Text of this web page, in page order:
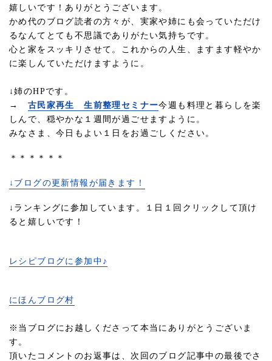
嬉しいです！ありがとうございます。
かめ代のブログ読者の方々が、実家や姉にも会っていただけ
るなんてとても不思議でありがたい気持ちです。
心と家をスッキリさせて。これからの人生、ますます軽やか
に楽しんていただけますように。
↓姉のHPです。
→ 古民家再生 生前整理セミナー今週も料理と暮らしを楽
しんで、穏やかな１週間が過ごせますように。
みなさま、今日もよい１日をお過ごしください。
＊＊＊＊＊＊
↓ブログの更新情報が届きます！
↓ランキングに参加しています。１日１回クリックして頂け
ると嬉しいです！
レシピブログに参加中♪
にほんブログ村
※当ブログにお越しくださって本当にありがとうございま
す。
頂いたコメントのお返事は、次回のブログ記事中の最後でさ